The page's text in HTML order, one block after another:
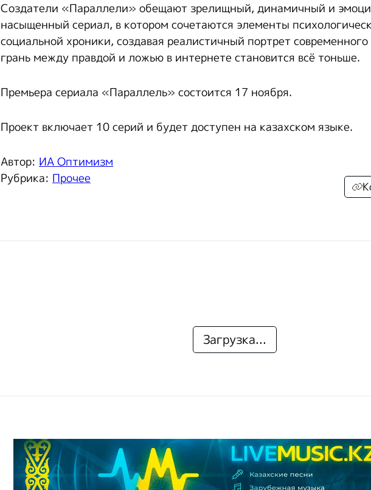
Создатели «Параллели» обещают зрелищный, динамичный и
насыщенный сериал, в котором сочетаются элементы
социальной хроники, создавая реалистичный портрет
грань между правдой и ложью в интернете становится всё тоньше.
Премьера сериала «Параллель» состоится 17 ноября.
Проект включает 10 серий и будет доступен на казахском языке.
Автор: ИА Оптимизм
Рубрика: Прочее
Загрузка...